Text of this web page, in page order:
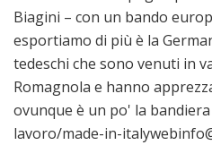
Biagini – con un bando
esportiamo di più è la
tedeschi che sono venuti in
Romagnola e hanno
ovunque è un po' la
lavoro/made-in-